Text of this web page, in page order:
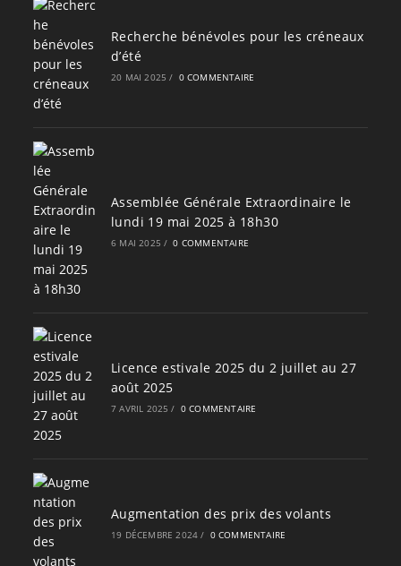
Recherche bénévoles pour les créneaux
d’été
20 MAI 2025 / 0 COMMENTAIRE
Assemblée Générale Extraordinaire le
lundi 19 mai 2025 à 18h30
6 MAI 2025 / 0 COMMENTAIRE
Licence estivale 2025 du 2 juillet au 27
août 2025
7 AVRIL 2025 / 0 COMMENTAIRE
Augmentation des prix des volants
19 DÉCEMBRE 2024 / 0 COMMENTAIRE